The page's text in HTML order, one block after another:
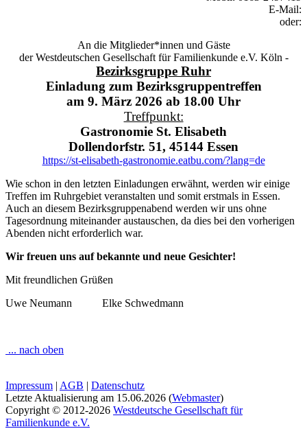
E-Mail:
oder:
An die Mitglieder*innen und Gäste
der Westdeutschen Gesellschaft für Familienkunde e.V. Köln -
Bezirksgruppe Ruhr
Einladung zum Bezirksgruppentreffen
am 9. März 2026 ab 18.00 Uhr
Treffpunkt:
Gastronomie St. Elisabeth
Dollendorfstr. 51, 45144 Essen
https://st-elisabeth-gastronomie.eatbu.com/?lang=de
Wie schon in den letzten Einladungen erwähnt, werden wir einige
Treffen im Ruhrgebiet veranstalten und somit erstmals in Essen.
Auch an diesem Bezirksgruppenabend werden wir uns ohne
Tagesordnung miteinander austauschen, da dies bei den vorherigen
Abenden nicht erforderlich war.
Wir freuen uns auf bekannte und neue Gesichter!
Mit freundlichen Grüßen
Uwe Neumann Elke Schwedmann
... nach oben
Impressum | AGB | Datenschutz
Letzte Aktualisierung am 15.06.2026 (Webmaster)
Copyright © 2012-2026 Westdeutsche Gesellschaft für
Familienkunde e.V.